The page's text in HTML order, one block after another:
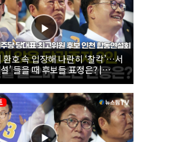
호 속 입장해 나란히 ‘찰칵’…서
’ 들을 때 후보들 표정은? |
불어민주당 당대표·최고위원 후
연설회